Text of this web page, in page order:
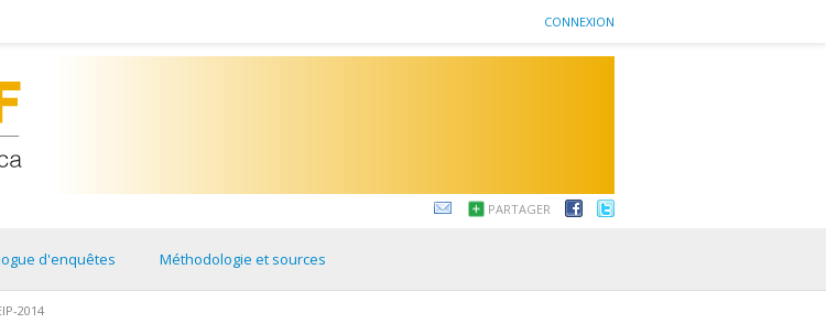
CONNEXION
PARTAGER
d'enquêtes Méthodologie et sources
2014